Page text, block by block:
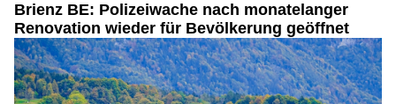
Brienz BE: Polizeiwache nach monatelanger
Renovation wieder für Bevölkerung geöffnet